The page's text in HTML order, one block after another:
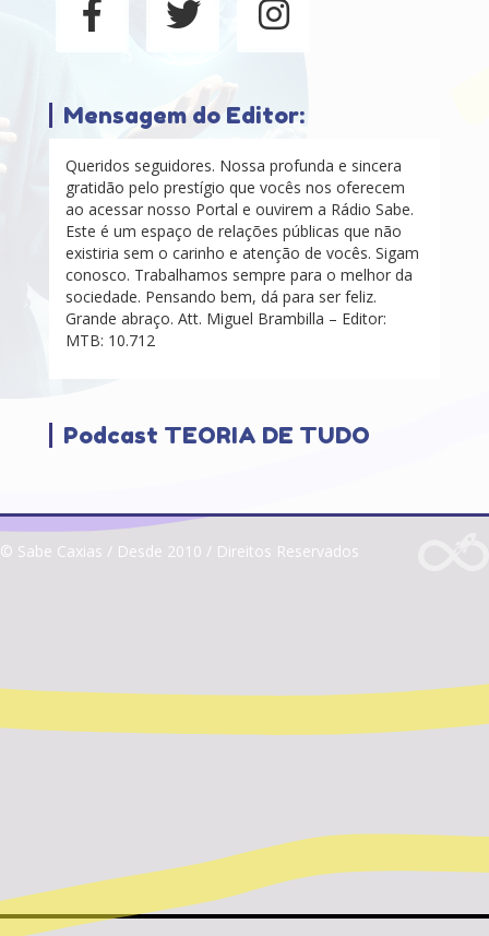
Mensagem do Editor:
Queridos seguidores. Nossa profunda e sincera
gratidão pelo prestígio que vocês nos oferecem
ao acessar nosso Portal e ouvirem a Rádio Sabe.
Este é um espaço de relações públicas que não
existiria sem o carinho e atenção de vocês. Sigam
conosco. Trabalhamos sempre para o melhor da
sociedade. Pensando bem, dá para ser feliz.
Grande abraço. Att. Miguel Brambilla – Editor:
MTB: 10.712
Podcast TEORIA DE TUDO
© Sabe Caxias / Desde 2010 / Direitos Reservados